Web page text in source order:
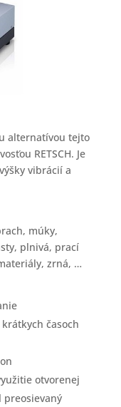
alternatívou tejto
RETSCH. Je
vibrácií a
múky,
plnivá, prací
zrná, …
časoch
otvorenej
preosievaný